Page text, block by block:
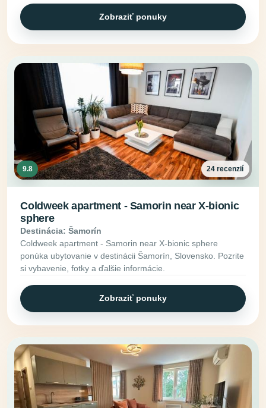
Zobraziť ponuky
9.8 24 recenzií
Coldweek apartment - Samorin near X-bionic
sphere
Destinácia: Šamorín
Coldweek apartment - Samorin near X-bionic sphere
ponúka ubytovanie v destinácii Šamorín, Slovensko. Pozrite
si vybavenie, fotky a ďalšie informácie.
Zobraziť ponuky